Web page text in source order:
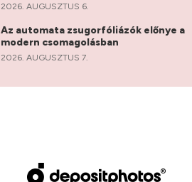
2026. AUGUSZTUS 6.
Az automata zsugorfóliázók előnye a
modern csomagolásban
2026. AUGUSZTUS 7.